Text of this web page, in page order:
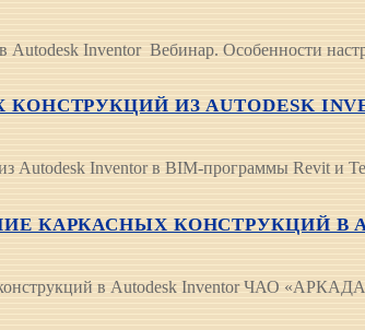
Inventor Вебинар. Особенности
ИЗ AUTODESK
Inventor в BIM-программы Revit и
КАРКАСНЫХ КОНСТРУКЦИЙ В
в Autodesk Inventor ЧАО